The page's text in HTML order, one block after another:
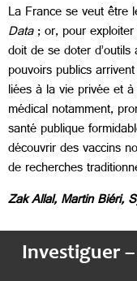
La France se veut être
Data; or, pour
doit de se doter
pouvoirs publics
liées à la vie privée et à
médical notamment,
santé publique
découvrir des vaccins
de recherches
Zak Allal, Martin Biéri,
Investiguer